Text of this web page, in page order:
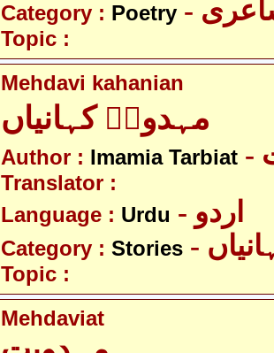
Category : Poetry
Topic :
Mehdavi kahanian
مہدویؑ کہانیاں
Author : Imamia Tarbiat
Translator :
Language : Urdu - اردو
Category : Stories
Topic :
Mehdaviat